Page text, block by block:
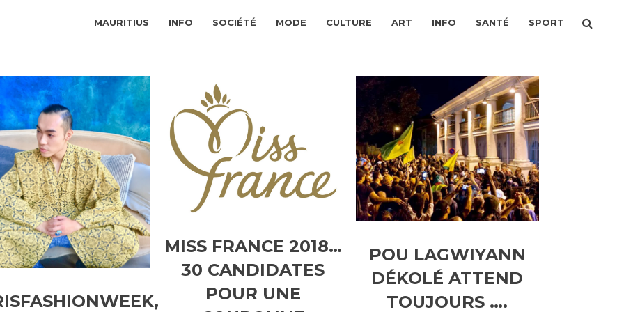
MAURITIUS INFO SOCIÉTÉ MODE CULTURE ART INFO SANTÉ SPORT
MISS FRANCE 2018…
30 CANDIDATES
POUR UNE
POU LAGWIYANN
DÉKOLÉ ATTEND
TOUJOURS ….